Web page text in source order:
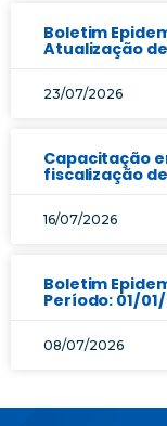
Boletim
Atualização
23/07/2026
Capacitação
fiscalização
16/07/2026
Boletim
Período: 01/
08/07/2026